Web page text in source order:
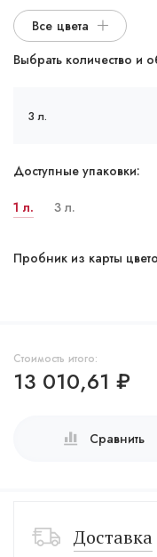
Все цвета
Выбрать количество и
3 л.
Доступные упаковки:
1 л. 3 л.
Пробник из карты
Стоимость итого:
13 010,61 ₽
Сравнить
Доставка